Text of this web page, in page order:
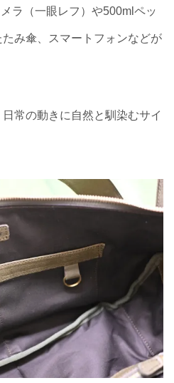
ラ（一眼レフ）や500mlペッ
たみ傘、スマートフォンなどが
常の動きに自然と馴染むサイ